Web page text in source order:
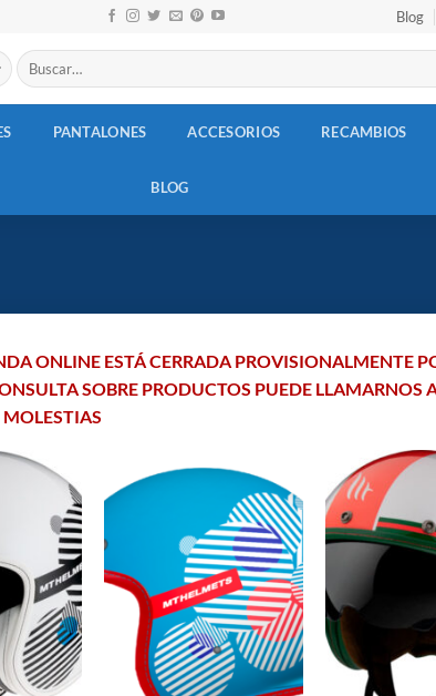
Blog
Buscar
por:
PANTALONES ACCESORIOS RECAMBIOS
BLOG
ONLINE ESTÁ CERRADA PROVISIONALMENTE
SOBRE PRODUCTOS PUEDE LLAMARNOS
MOLESTIAS
Añadir
a la
lista de
deseos
Añadir
a la
lista de
deseos